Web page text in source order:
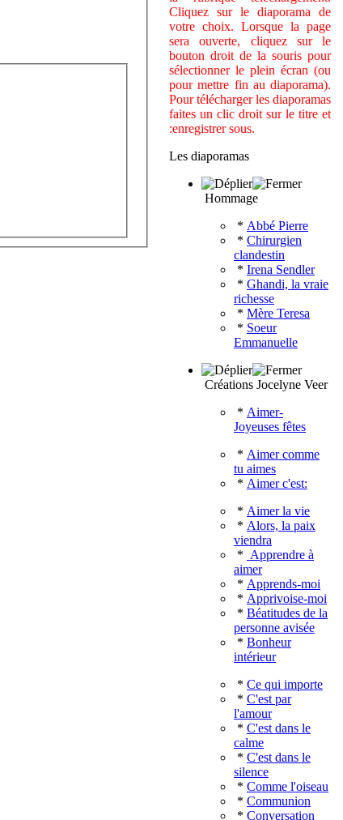
Cliquez sur le diaporama de
votre choix. Lorsque la page
sera ouverte, cliquez sur le
bouton droit de la souris pour
sélectionner le plein écran (ou
pour mettre fin au diaporama).
Pour télécharger les diaporamas
faites un clic droit sur le titre et
:enregistrer sous.
Les diaporamas
Hommage
* Abbé Pierre
* Chirurgien
clandestin
* Irena Sendler
* Ghandi, la vraie
richesse
* Mère Teresa
* Soeur
Emmanuelle
Créations Jocelyne Veer
* Aimer-
Joyeuses fêtes
* Aimer comme
tu aimes
* Aimer c'est:
* Aimer la vie
* Alors, la paix
viendra
* Apprendre à
aimer
* Apprends-moi
* Apprivoise-moi
* Béatitudes de la
personne avisée
* Bonheur
intérieur
* Ce qui importe
* C'est par
l'amour
* C'est dans le
calme
* C'est dans le
silence
* Comme l'oiseau
* Communion
* Conversation